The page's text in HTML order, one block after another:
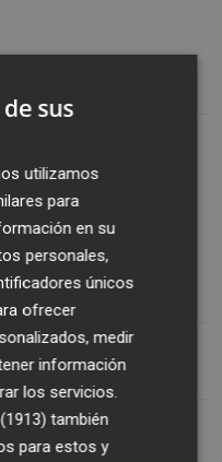
a Carl Mike, dj
la última jornada
pincha en
sus
utilizamos
para
en su
personales,
únicos
ofrecer
medir
información
los servicios.
también
para estos y